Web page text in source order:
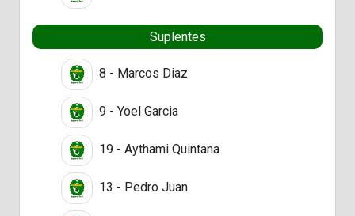
Suplentes
8 - Marcos Diaz
9 - Yoel Garcia
19 - Aythami Quintana
13 - Pedro Juan